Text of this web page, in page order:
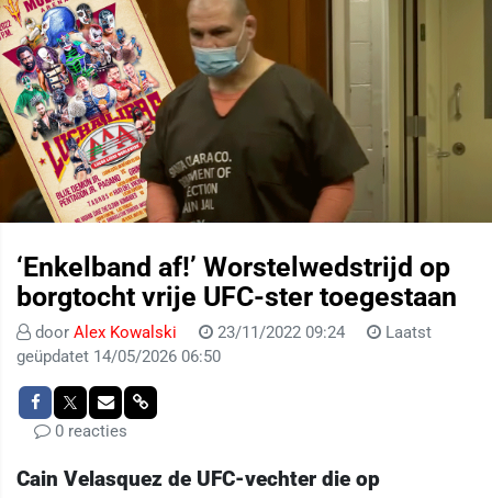
‘Enkelband af!’ Worstelwedstrijd op
borgtocht vrije UFC-ster toegestaan
door Alex Kowalski 23/11/2022 09:24
Laatst
geüpdatet 14/05/2026 06:50
0 reacties
Cain Velasquez de UFC-vechter die op